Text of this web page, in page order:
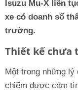
Isuzu Mu-X liên
xe có doanh số
trường.
Thiết kế chưa
Một trong những lý
chiếm được cảm